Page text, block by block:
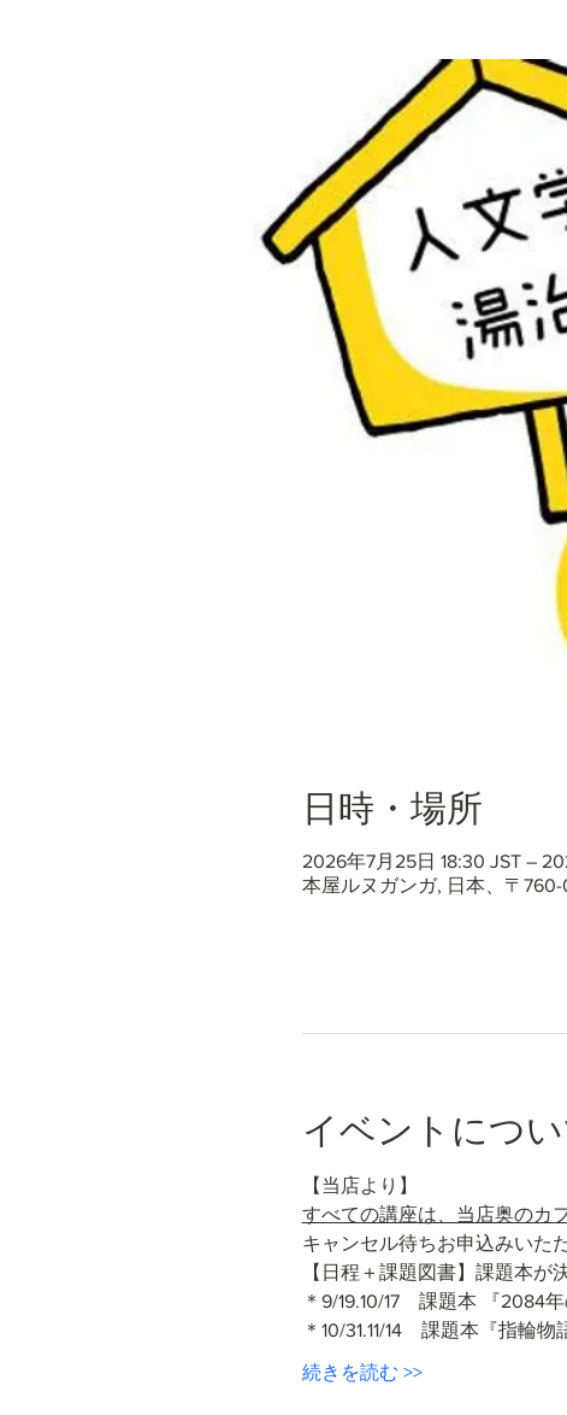
日時・場所
2026年7月25日 18:30 JST –
本屋ルヌガンガ, 日本、〒
イベントにつ
【当店より】
すべての講座は、当店奥のカ
キャンセル待ちお申込みいた
【日程＋課題図書】課題本が
＊9/19.10/17　課題本 『2084
＊10/31.11/14　課題本『指輪
続きを読む >>